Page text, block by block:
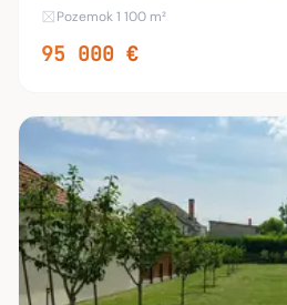
1098 m2, prístupná je z dvoch
Pozemok 1 100 m²
95 000 €